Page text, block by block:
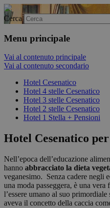
Cerca
Menu principale
Vai al contenuto principale
Vai al contenuto secondario
Hotel Cesenatico
Hotel 4 stelle Cesenatico
Hotel 3 stelle Cesenatico
Hotel 2 stelle Cesenatico
Hotel 1 Stella + Pensioni
Hotel Cesenatico
Nell’epoca dell’educazione
hanno abbracciato la dieta
veganesimo. Senza cadere negli
una moda passeggera, è una
l’essere umano al suo
aveva il concetto della caccia